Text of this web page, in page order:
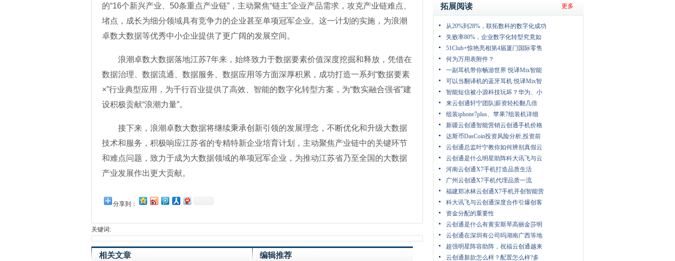
的“16个新兴产业、50条重点产业链”，主动聚焦“链主”企业产品需求，攻克产业链难点、
堵点，成长为细分领域具有竞争力的企业甚至单项冠军企业。这一计划的实施，为浪潮
卓数大数据等优秀中小企业提供了更广阔的发展空间。
浪潮卓数大数据落地江苏7年来，始终致力于数据要素价值深度挖掘和释放，凭借在
数据治理、数据流通、数据服务、数据应用等方面深厚积累，成功打造一系列“数据要素
×”行业典型应用，为千行百业提供了高效、智能的数字化转型方案，为“数实融合强省”建
设积极贡献“浪潮力量”。
接下来，浪潮卓数大数据将继续秉承创新引领的发展理念，不断优化和升级大数据
技术和服务，积极响应江苏省的专精特新企业培育计划，主动聚焦产业链中的关键环节
和难点问题，致力于成为大数据领域的单项冠军企业，为推动江苏省乃至全国的大数据
产业发展作出更大贡献。
分享到：
关键词:
相关文章 编辑推荐
更多
拓展阅读
从20%到28%，联拓数科的数字化成功
失败率80%，企业数字化转型究竟如
51Club+惊艳亮相第4届厦门国际零售
何为万用表附件？
一副耳机带你畅游世界 悦译Mix智能
可以当翻译机的蓝牙耳机 悦译Mix智
智能短信被小源科技玩坏？华为、小
来云创通轩宁团队|薪资轻松翻几倍
组装iphone7plus、苹果7组装机详细
新疆云创通智能营销云创通手机价格
达斯币DasCoin投资风险分析,投资前
云创通总监叶宁教你如何辨别真假云
云创通是什么明星助阵科大讯飞与云
河南云创通X7手机打造品质生活
广州云创通X7手机代理品质一流
福建郑冰林云创通X7手机开创智能营
科大讯飞与云创通深度合作引爆创客
资金分配的重要性
云创通是什么有黄安斯琴高丽金莎明
云创通在深圳有公司吗湖南广西等地
超强明星阵容助阵，祝福云创通越来
云创通新款怎么样？配置怎么样?多